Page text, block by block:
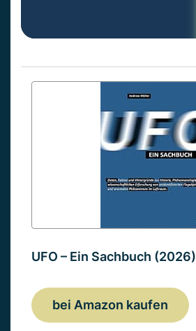
UFO – Ein Sachbuch (2026)
bei Amazon kaufen